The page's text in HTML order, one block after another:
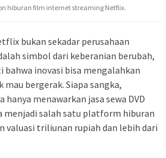
hiburan film internet streaming Netflix.
bukan sekadar perusahaan
simbol dari keberanian berubah,
bahwa inovasi bisa mengalahkan
bergerak. Siapa sangka,
hanya menawarkan jasa sewa DVD
menjadi salah satu platform hiburan
valuasi triliunan rupiah dan lebih dari